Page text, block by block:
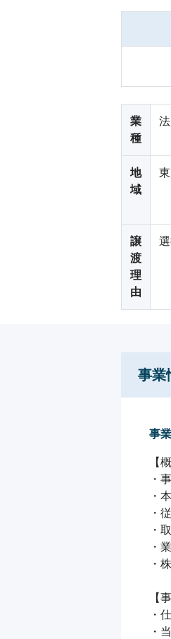
業
種
地
域
譲
渡
理
由
事業
事
【
・
・
・
・
・
・
【
・
・